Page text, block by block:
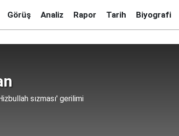
Görüş Analiz Rapor Tarih Biyografi
sızması' gerilimi